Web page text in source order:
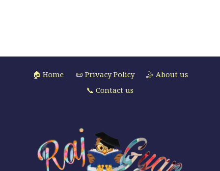
🏠 Home 📜 Privacy Policy
🤹 About us
📞 Contact us